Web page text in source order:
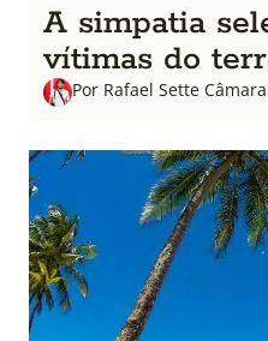
A simpatia
vítimas do
Por Rafael Sette